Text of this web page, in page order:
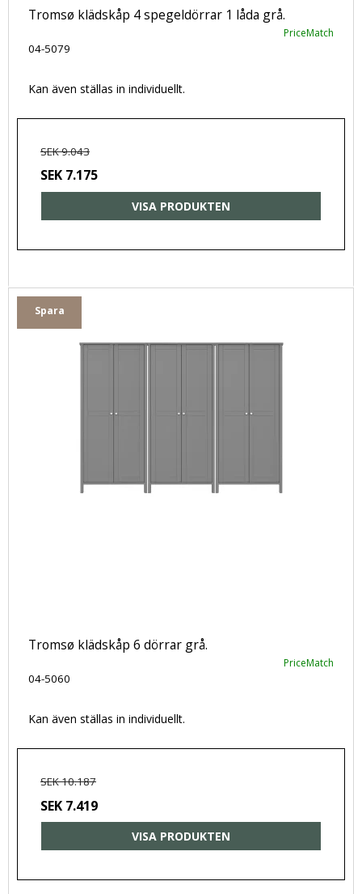
Tromsø klädskåp 4 spegeldörrar 1 låda grå.
PriceMatch
04-5079
Kan även ställas in individuellt.
SEK 9.043
SEK 7.175
VISA PRODUKTEN
Spara
Tromsø klädskåp 6 dörrar grå.
PriceMatch
04-5060
Kan även ställas in individuellt.
SEK 10.187
SEK 7.419
VISA PRODUKTEN